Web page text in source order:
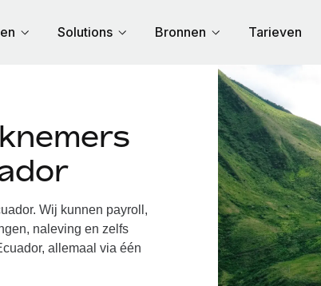
Solutions Bronnen Tarieven
Wij kunnen payroll,
naleving en zelfs
allemaal via één